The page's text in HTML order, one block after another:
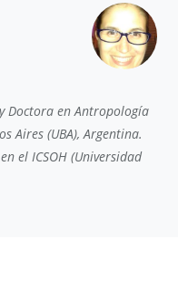
Doctora en Antropología
Aires (UBA), Argentina.
el ICSOH (Universidad